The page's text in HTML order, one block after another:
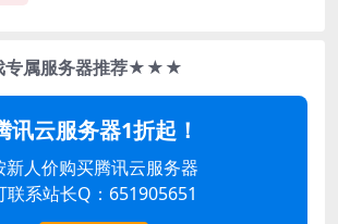
属服务器推荐★★★
讯云服务器1折起！
新人价购买腾讯云服务器
联系站长Q：651905651